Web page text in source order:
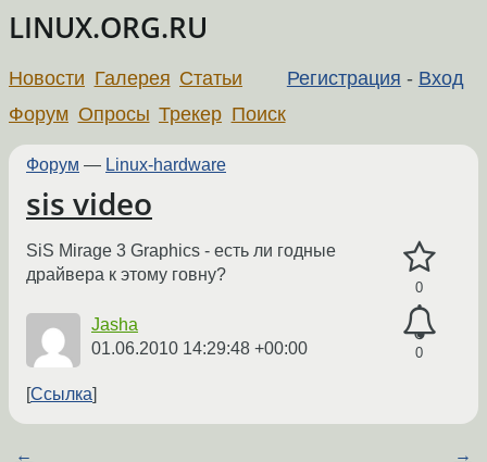
LINUX.ORG.RU
Регистрация - Вход
Новости Галерея Статьи
Форум Опросы Трекер Поиск
Форум — Linux-hardware
sis video
0
0
SiS Mirage 3 Graphics - есть ли годные
драйвера к этому говну?
Jasha
01.06.2010 14:29:48 +00:00
Ссылка
← →